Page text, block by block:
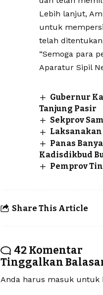
Lebih lanjut,
untuk
telah
“Semoga para
Aparatur Sipil
Gubernur
Tanjung Pasir
Sekprov
Laksanakan
Panas
Kadisdikbud
Pemprov
Share This Article
42 Komentar
Tinggalkan
Anda harus masuk untuk